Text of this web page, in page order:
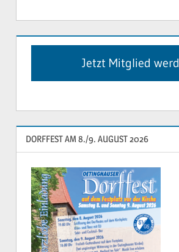
Jetzt Mitglied
DORFFEST AM 8./9. AUGUST 2026